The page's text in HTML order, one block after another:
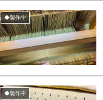
◆製作中
◆製作中